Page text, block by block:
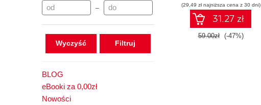
–
Wyczyść
BLOG
eBooki za 0,00zł
Nowości
(29,49 zł najniższa cena z 30 dni)
31.27 zł
59.00zł (-47%)